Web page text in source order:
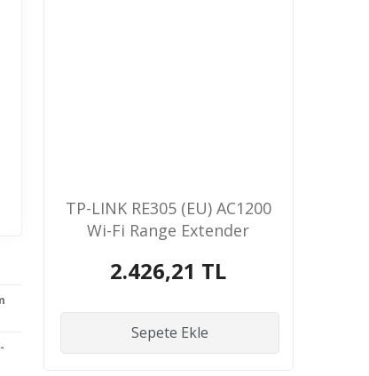
TP-LINK RE305 (EU) AC1200
Wi-Fi Range Extender
2.426,21 TL
Sepete Ekle